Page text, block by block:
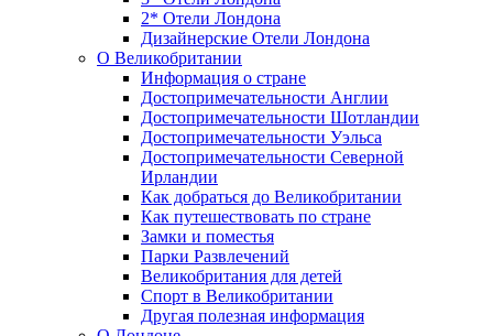
2* Отели Лондона
Дизайнерские Отели Лондона
О Великобритании
Информация о стране
Достопримечательности Англии
Достопримечательности Шотландии
Достопримечательности Уэльса
Достопримечательности Северной
Ирландии
Как добраться до Великобритании
Как путешествовать по стране
Замки и поместья
Парки Развлечений
Великобритания для детей
Спорт в Великобритании
Другая полезная информация